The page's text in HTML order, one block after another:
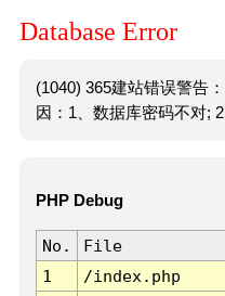
Database Error
(1040) 365建站错误警告
因：1、数据库密码不对;
PHP Debug
No. File
1
/index.php